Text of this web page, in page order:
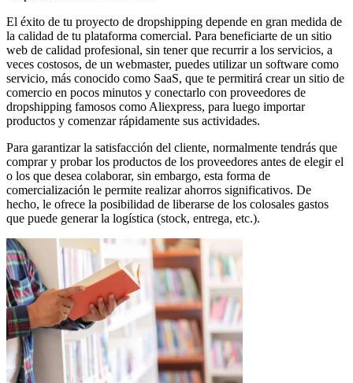
El éxito de tu proyecto de dropshipping depende en gran medida de
la calidad de tu plataforma comercial. Para beneficiarte de un sitio
web de calidad profesional, sin tener que recurrir a los servicios, a
veces costosos, de un webmaster, puedes utilizar un software como
servicio, más conocido como SaaS, que te permitirá crear un sitio de
comercio en pocos minutos y conectarlo con proveedores de
dropshipping famosos como Aliexpress, para luego importar
productos y comenzar rápidamente sus actividades.
Para garantizar la satisfacción del cliente, normalmente tendrás que
comprar y probar los productos de los proveedores antes de elegir el
o los que desea colaborar, sin embargo, esta forma de
comercialización le permite realizar ahorros significativos. De
hecho, le ofrece la posibilidad de liberarse de los colosales gastos
que puede generar la logística (stock, entrega, etc.).